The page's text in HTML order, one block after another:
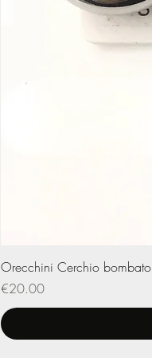
Orecchini Cerchio bombato
Price
€20.00